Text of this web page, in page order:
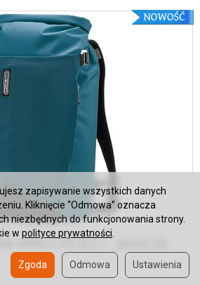
VARIO LITE QL2.1 - petrol 22L
zapisywanie wszystkich danych
Kliknięcie “Odmowa” oznacza
niezbędnych do funkcjonowania strony.
w polityce prywatności
Ustawienia
Odmowa
Zgoda